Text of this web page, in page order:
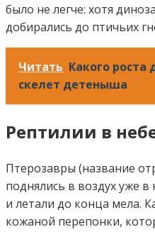
было не легче: хотя
добирались до птичьих
Читать Какого роста
скелет детеныша
Рептилии в
Птерозавры (название
поднялись в воздух уже
и летали до конца мела.
кожаной перепонки,